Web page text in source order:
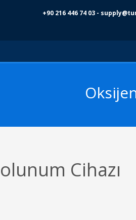
+90 216 446 74 03 -
Cihazı